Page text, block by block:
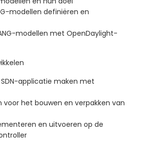
modellen definiëren en
modellen met OpenDaylight-
applicatie maken met
voor het bouwen en verpakken van
en uitvoeren op de